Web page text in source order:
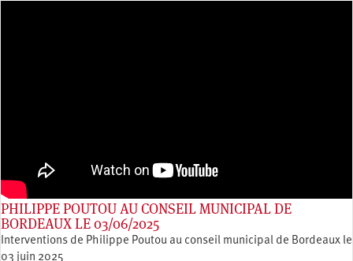
PHILIPPE POUTOU AU CONSEIL MUNICIPAL DE
BORDEAUX LE 03/06/2025
Interventions de Philippe Poutou au conseil municipal de Bordeaux le
03 juin 2025